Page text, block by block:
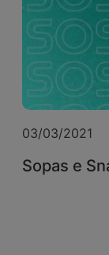
03/03/2021
Sopas e